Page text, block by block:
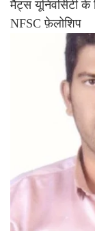
मैट्स यूनिवर्सिटी के
NFSC फ़ेलोशिप